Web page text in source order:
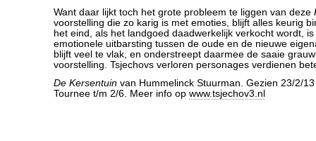
Want daar lijkt toch het grote probleem te liggen van deze
voorstelling die zo karig is met emoties, blijft alles keurig
het eind, als het landgoed daadwerkelijk verkocht wordt,
emotionele uitbarsting tussen de oude en de nieuwe
blijft veel te vlak, en onderstreept daarmee de saaie
voorstelling. Tsjechovs verloren personages verdienen
De Kersentuin van Hummelinck Stuurman. Gezien 23/2/
Tournee t/m 2/6. Meer info op www.tsjechov3.nl